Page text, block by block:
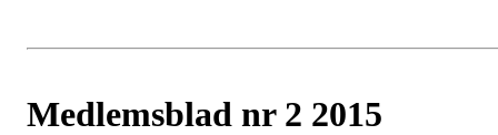
Medlemsblad nr 2 2015